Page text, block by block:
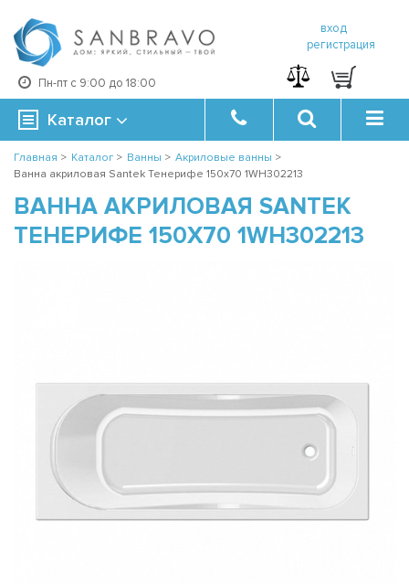
Пн-пт с 9:00 до 18:00
вход
регистрация
Каталог
Главная > Каталог > Ванны > Акриловые ванны >
Ванна акриловая Santek Тенерифе 150х70 1WH302213
ВАННА АКРИЛОВАЯ SANTEK
ТЕНЕРИФЕ 150Х70 1WH302213